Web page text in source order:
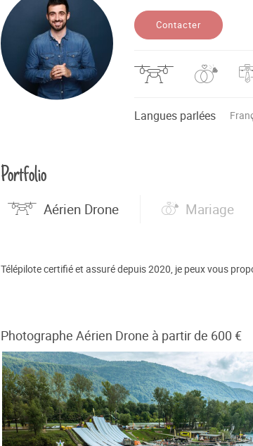
Contacter
Langues parlées
Portfolio
Aérien Drone Mariage
Télépilote certifié et assuré depuis 2020, je peux vous
Photographe Aérien Drone à partir de 600 €